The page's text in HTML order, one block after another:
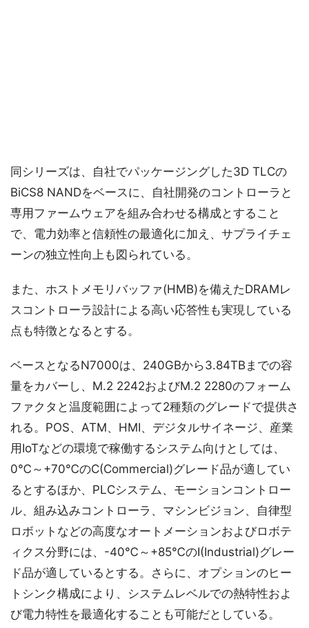
同シリーズは、自社でパッケージングした3D TLCの
BiCS8 NANDをベースに、自社開発のコントローラと
専用ファームウェアを組み合わせる構成とすること
で、電力効率と信頼性の最適化に加え、サプライチェ
ーンの独立性向上も図られている。
また、ホストメモリバッファ(HMB)を備えたDRAMレ
スコントローラ設計による高い応答性も実現している
点も特徴となるとする。
ベースとなるN7000は、240GBから3.84TBまでの容
量をカバーし、M.2 2242およびM.2 2280のフォーム
ファクタと温度範囲によって2種類のグレードで提供さ
れる。POS、ATM、HMI、デジタルサイネージ、産業
用IoTなどの環境で稼働するシステム向けとしては、
0℃～+70℃のC(Commercial)グレード品が適してい
るとするほか、PLCシステム、モーションコントロー
ル、組み込みコントローラ、マシンビジョン、自律型
ロボットなどの高度なオートメーションおよびロボテ
ィクス分野には、-40℃～+85℃のI(Industrial)グレー
ド品が適しているとする。さらに、オプションのヒー
トシンク構成により、システムレベルでの熱特性およ
び電力特性を最適化することも可能だとしている。